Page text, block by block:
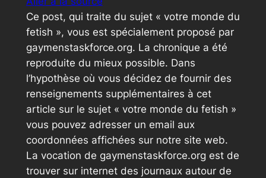
Ce post, qui traite du sujet « votre monde du
fetish », vous est spécialement proposé par
gaymenstaskforce.org. La chronique a été
reproduite du mieux possible. Dans
l’hypothèse où vous décidez de fournir des
renseignements supplémentaires à cet
article sur le sujet « votre monde du fetish »
vous pouvez adresser un email aux
coordonnées affichées sur notre site web.
La vocation de gaymenstaskforce.org est de
trouver sur internet des journaux autour de